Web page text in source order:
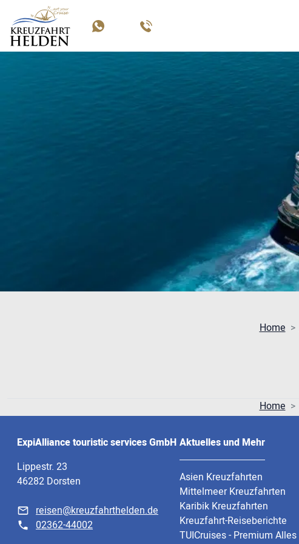
Home
Home
ExpiAlliance touristic services GmbH
Lippestr. 23
46282 Dorsten
reisen@kreuzfahrthelden.de
02362-44002
Aktuelles und Mehr
Asien Kreuzfahrten
Mittelmeer Kreuzfahrten
Karibik Kreuzfahrten
Kreuzfahrt-Reiseberichte
TUICruises - Premium Alles